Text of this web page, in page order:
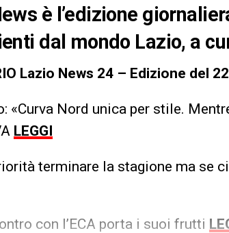
è l’edizione
dal mondo Lazio, a
Lazio News 24 – Edizione del
«Curva Nord unica per stile.
LEGGI
terminare la stagione ma se
con l’ECA porta i suoi frutti